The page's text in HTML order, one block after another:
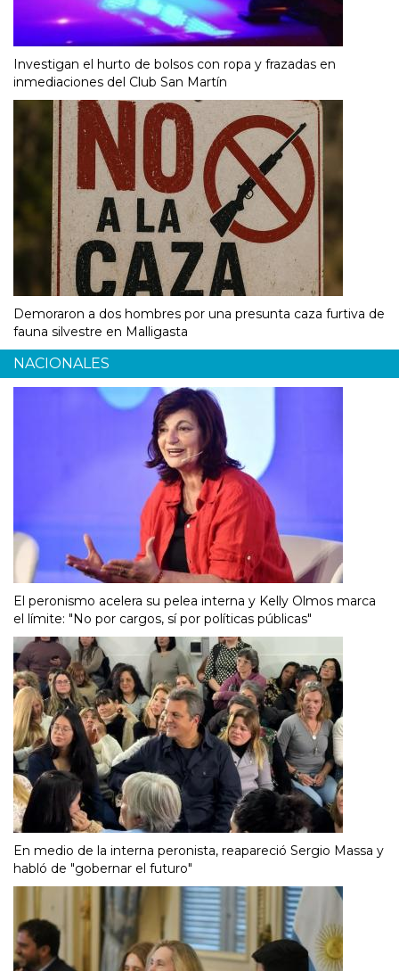
Investigan el hurto de bolsos con ropa y frazadas en
inmediaciones del Club San Martín
Demoraron a dos hombres por una presunta caza furtiva de
fauna silvestre en Malligasta
NACIONALES
El peronismo acelera su pelea interna y Kelly Olmos marca
el límite: "No por cargos, sí por políticas públicas"
En medio de la interna peronista, reapareció Sergio Massa y
habló de "gobernar el futuro"